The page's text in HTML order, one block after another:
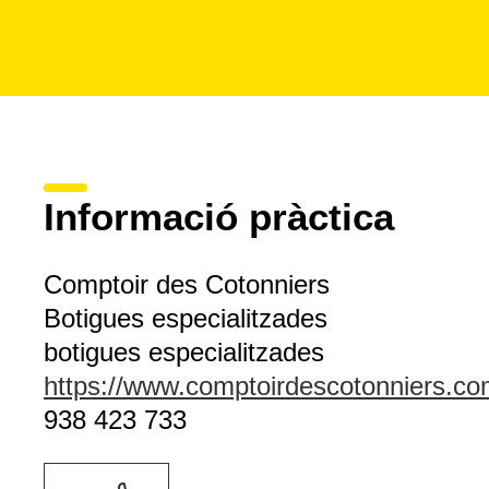
Informació pràctica
Comptoir des Cotonniers
Botigues especialitzades
botigues especialitzades
https://
938 423 733